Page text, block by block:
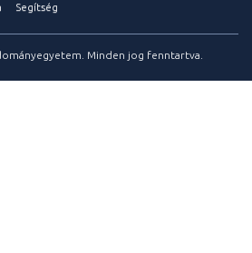
Segítség
Minden jog fenntartva.